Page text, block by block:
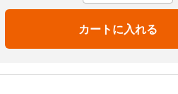
カートに入れる